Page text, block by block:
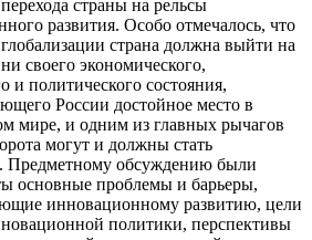
страны на рельсы
развития. Особо отмечалось, что
страна должна выйти на
своего экономического,
и политического состояния,
России достойное место в
мире, и одним из главных рычагов
могут и должны стать
Предметному обсуждению были
основные проблемы и барьеры,
инновационному развитию, цели
политики, перспективы